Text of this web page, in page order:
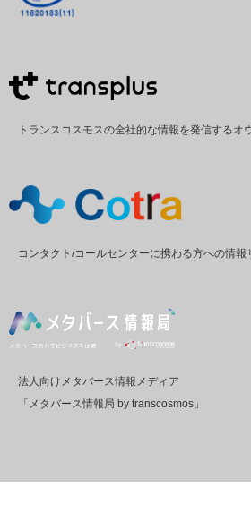
トランスコスモスの全社的な情報を発信するオ
コンタクト/コールセンターに携わる方への情報
法人向けメタバース情報メディア
「メタバース情報局 by transcosmos」